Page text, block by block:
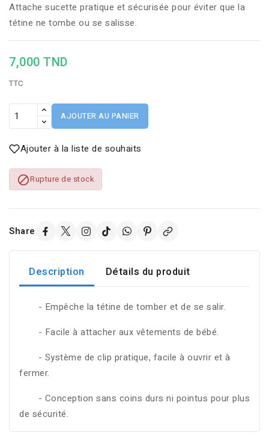
Attache sucette pratique et sécurisée pour éviter que la
tétine ne tombe ou se salisse.
7,000 TND
TTC
AJOUTER AU PANIER
Ajouter à la liste de souhaits
Rupture de stock
Share
Description Détails du produit
- Empêche la tétine de tomber et de se salir.
- Facile à attacher aux vêtements de bébé.
- Système de clip pratique, facile à ouvrir et à
fermer.
- Conception sans coins durs ni pointus pour plus
de sécurité.